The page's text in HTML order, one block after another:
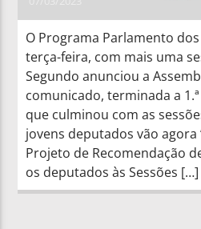
O Programa Parlamento
terça-feira, com mais uma
Segundo anunciou a
comunicado, terminada a
que culminou com as
jovens deputados vão
Projeto de Recomendação
os deputados às Sessões […]